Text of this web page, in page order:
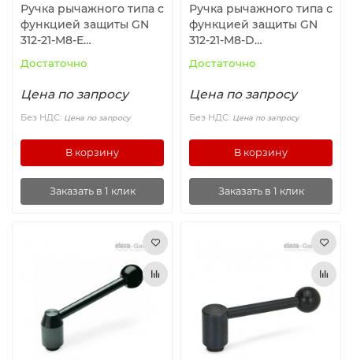
Ручка рычажного типа с
функцией защиты GN
312-21-M8-E
Достаточно
Цена по запросу
Без НДС: Цена по запросу
В корзину
Заказать в 1 клик
Ручка рычажного типа с
функцией защиты GN
312-21-M8-D
Достаточно
Цена по запросу
Без НДС: Цена по запросу
В корзину
Заказать в 1 клик